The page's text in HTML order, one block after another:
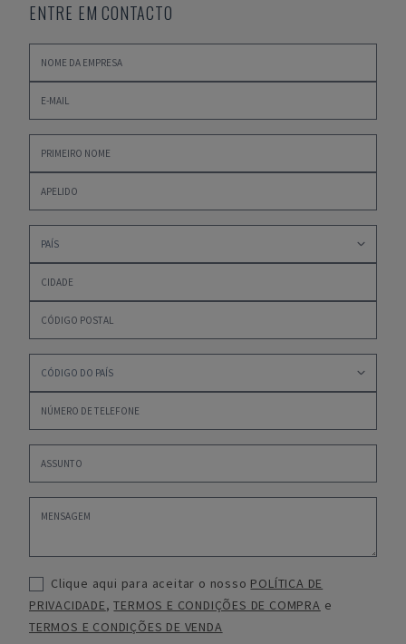
ENTRE EM CONTACTO
Clique aqui para aceitar o nosso POLÍTICA DE
PRIVACIDADE,TERMOS E CONDIÇÕES DE COMPRA e
TERMOS E CONDIÇÕES DE VENDA